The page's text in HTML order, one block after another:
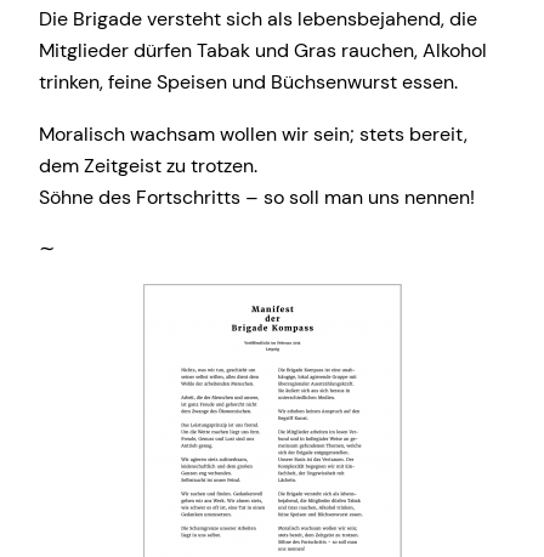
Die Brigade versteht sich als lebensbejahend, die
Mitglieder dürfen Tabak und Gras rauchen, Alkohol
trinken, feine Speisen und Büchsenwurst essen.
Moralisch wachsam wollen wir sein; stets bereit,
dem Zeitgeist zu trotzen.
Söhne des Fortschritts – so soll man uns nennen!
∼